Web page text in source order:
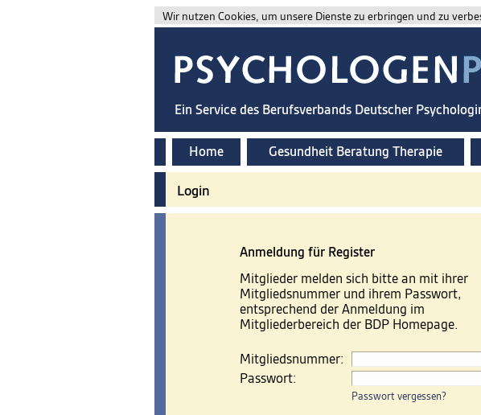
Wir nutzen Cookies, um unsere Dienste zu erbringen und zu
Ein Service des Berufsverbands Deutscher
Home Gesundheit Beratung Therapie
Login
Anmeldung für Register
Mitglieder melden sich bitte an mit ihrer
Mitgliedsnummer und ihrem Passwort,
entsprechend der Anmeldung im
Mitgliederbereich der BDP Homepage.
Mitgliedsnummer:
Passwort:
Passwort vergessen?